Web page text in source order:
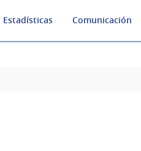
Estadísticas Comunicación